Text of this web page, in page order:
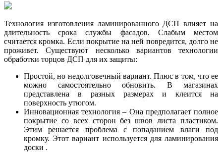
Технология изготовления ламинированного ДСП влияет на
длительность срока службы фасадов. Слабым местом
считается кромка. Если покрытие на ней повредится, долго не
проживет. Существуют несколько вариантов технологии
обработки торцов ДСП для их защиты:
Простой, но недолговечный вариант. Плюс в том, что ее
можно самостоятельно обновить. В магазинах
представлена в разных размерах и клеится на
поверхность утюгом.
Инновационная технология – Она предполагает полное
покрытие со всех сторон без швов листа пластиком.
Этим решается проблема с попаданием влаги под
кромку. Этот вариант используется для ламинирования
доски .